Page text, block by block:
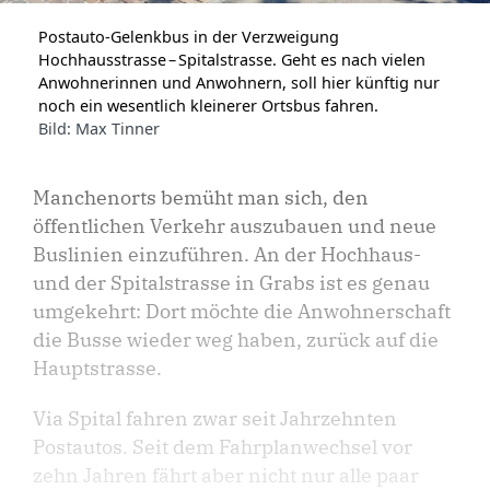
Postauto-Gelenkbus in der Verzweigung
Hochhausstrasse – Spitalstrasse. Geht es nach vielen
Anwohnerinnen und Anwohnern, soll hier künftig nur
noch ein wesentlich kleinerer Ortsbus fahren.
Bild: Max Tinner
Manchenorts bemüht man sich, den
öffentlichen Verkehr auszubauen und neue
Buslinien einzuführen. An der Hochhaus-
und der Spitalstrasse in Grabs ist es genau
umgekehrt: Dort möchte die Anwohnerschaft
die Busse wieder weg haben, zurück auf die
Hauptstrasse.
Via Spital fahren zwar seit Jahrzehnten
Postautos. Seit dem Fahrplanwechsel vor
zehn Jahren fährt aber nicht nur alle paar